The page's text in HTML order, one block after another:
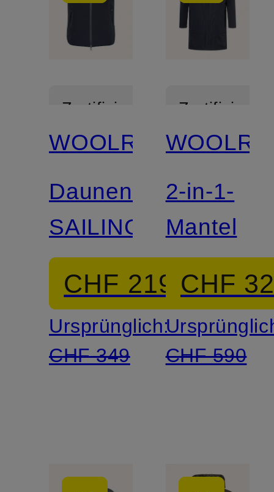
Zertifiziert
WOOLRICH
Daunenweste
SAILING
CHF 219
Ursprünglich:
CHF 349
Zertifiziert
2-in-1-
Mantel
CHF
CHF 590